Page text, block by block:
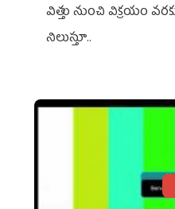
విత్తు నుంచి విక్రయం
నిలుస్తూ..